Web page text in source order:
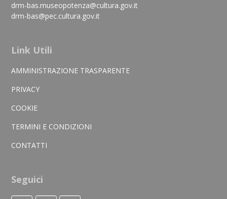
drm-bas.museopotenza@cultura.gov.it
drm-bas@pec.cultura.gov.it
Link Utili
AMMINISTRAZIONE TRASPARENTE
PRIVACY
COOKIE
TERMINI E CONDIZIONI
CONTATTI
Seguici